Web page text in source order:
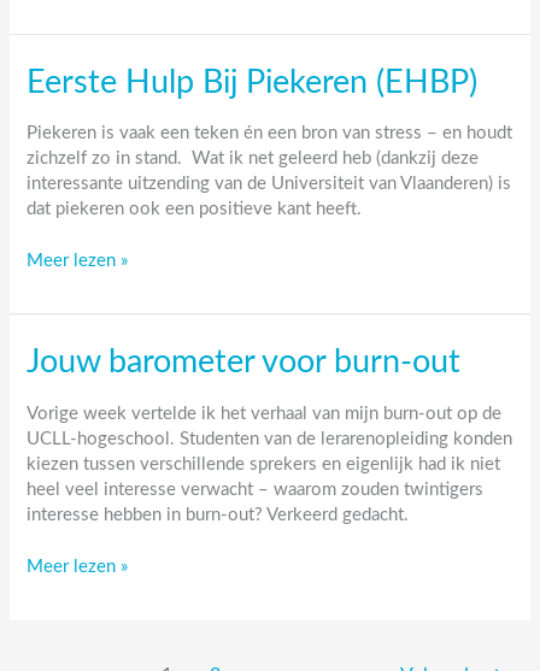
feedback
Eerste Hulp Bij Piekeren (EHBP)
Piekeren is vaak een teken én een bron van stress – en houdt
zichzelf zo in stand. Wat ik net geleerd heb (dankzij deze
interessante uitzending van de Universiteit van Vlaanderen) is
dat piekeren ook een positieve kant heeft.
Eerste
Bij
(EHBP)
Meer lezen »
Jouw barometer voor burn-out
Vorige week vertelde ik het verhaal van mijn burn-out op de
UCLL-hogeschool. Studenten van de lerarenopleiding konden
kiezen tussen verschillende sprekers en eigenlijk had ik niet
heel veel interesse verwacht – waarom zouden twintigers
interesse hebben in burn-out? Verkeerd gedacht.
Jouw
Meer lezen »